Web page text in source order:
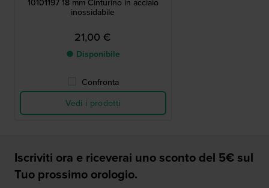
10101197 18 mm Cinturino in acciaio
inossidabile
21,00 €
● Disponibile
Confronta
Vedi i prodotti
Iscriviti ora e riceverai uno sconto del 5€ sul
Tuo prossimo orologio.